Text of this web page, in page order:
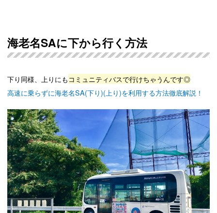
海老名SAに下から行く方法
下り同様、上りにもコミュニティバスで行けちゃうんです◎
高速に乗らずに海老名SA(下り)(上り)を利用する方法徹底解説！